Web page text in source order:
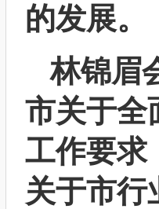
的发展。
林锦眉
市关于全
工作要求
关于市行